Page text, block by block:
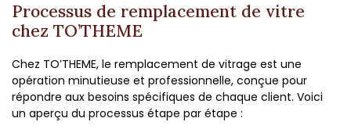
Processus de remplacement de vitre
chez TO’THEME
Chez TO’THEME, le remplacement de vitrage est une
opération minutieuse et professionnelle, conçue pour
répondre aux besoins spécifiques de chaque client. Voici
un aperçu du processus étape par étape :